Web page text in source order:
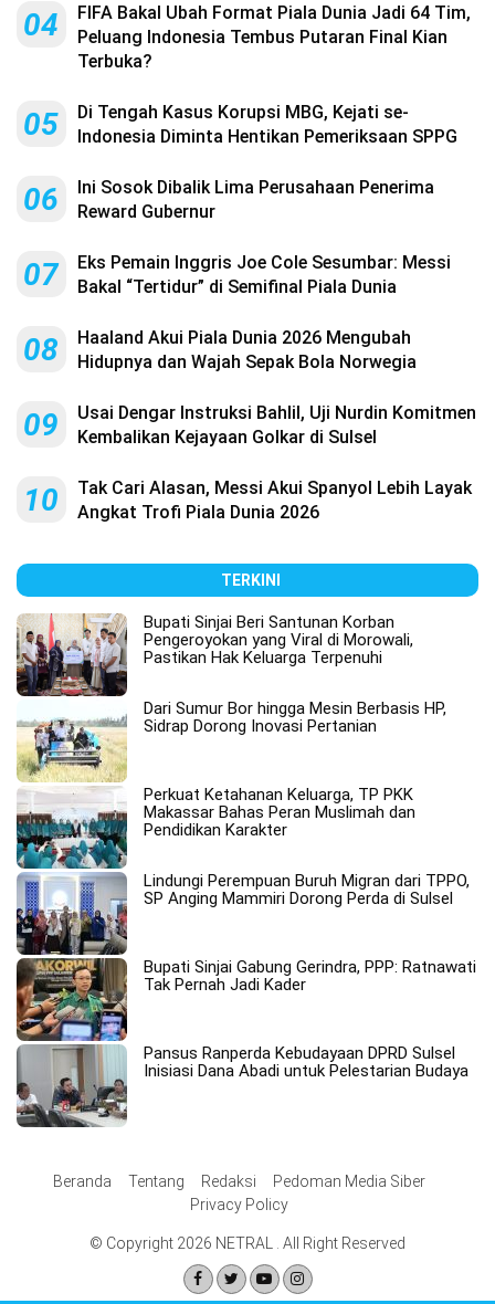
04
FIFA Bakal Ubah Format Piala Dunia Jadi 64 Tim,
Peluang Indonesia Tembus Putaran Final Kian
Terbuka?
05
Di Tengah Kasus Korupsi MBG, Kejati se-
Indonesia Diminta Hentikan Pemeriksaan SPPG
06
Ini Sosok Dibalik Lima Perusahaan Penerima
Reward Gubernur
07
Eks Pemain Inggris Joe Cole Sesumbar: Messi
Bakal “Tertidur” di Semifinal Piala Dunia
08
Haaland Akui Piala Dunia 2026 Mengubah
Hidupnya dan Wajah Sepak Bola Norwegia
09
Usai Dengar Instruksi Bahlil, Uji Nurdin Komitmen
Kembalikan Kejayaan Golkar di Sulsel
10
Tak Cari Alasan, Messi Akui Spanyol Lebih Layak
Angkat Trofi Piala Dunia 2026
TERKINI
Bupati Sinjai Beri Santunan Korban
Pengeroyokan yang Viral di Morowali,
Pastikan Hak Keluarga Terpenuhi
Dari Sumur Bor hingga Mesin Berbasis HP,
Sidrap Dorong Inovasi Pertanian
Perkuat Ketahanan Keluarga, TP PKK
Makassar Bahas Peran Muslimah dan
Pendidikan Karakter
Lindungi Perempuan Buruh Migran dari TPPO,
SP Anging Mammiri Dorong Perda di Sulsel
Bupati Sinjai Gabung Gerindra, PPP: Ratnawati
Tak Pernah Jadi Kader
Pansus Ranperda Kebudayaan DPRD Sulsel
Inisiasi Dana Abadi untuk Pelestarian Budaya
Beranda Tentang Redaksi
Pedoman Media Siber
Privacy Policy
© Copyright 2026 NETRAL . All Right Reserved